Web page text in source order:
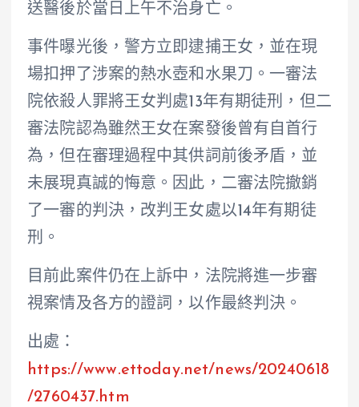
送醫後於當日上午不治身亡。
事件曝光後，警方立即逮捕王女，並在現
場扣押了涉案的熱水壺和水果刀。一審法
院依殺人罪將王女判處13年有期徒刑，但二
審法院認為雖然王女在案發後曾有自首行
為，但在審理過程中其供詞前後矛盾，並
未展現真誠的悔意。因此，二審法院撤銷
了一審的判決，改判王女處以14年有期徒
刑。
目前此案件仍在上訴中，法院將進一步審
視案情及各方的證詞，以作最終判決。
出處：
https://www.ettoday.net/news/20240618
/2760437.htm